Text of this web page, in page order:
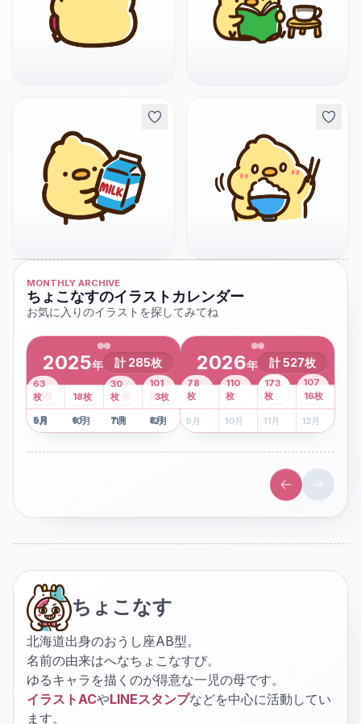
MONTHLY ARCHIVE
ちょこなすのイラストカレンダー
お気に入りのイラストを探してみてね
2025年 計 285枚
1月
2枚 2月 3月 4月
8枚
5月
41 枚
6月
13枚
7月
6枚
8月
101
枚
9月
63
枚
10月
18枚
11月
30
枚
12月
3枚
2026年 計527枚
1月 2月 3月
43
枚
4月
107
枚
5 月
78
枚
6月
110
枚
7月
173
枚
8月
16枚
9 月 10月 11月 12月
ちょこなす
北海道出身のおうし座AB型。
名前の由来はへなちょこなすび。
ゆるキャラを描くのが得意な一児の母です。
イラストACやLINEスタンプなどを中心に活動してい
ます。